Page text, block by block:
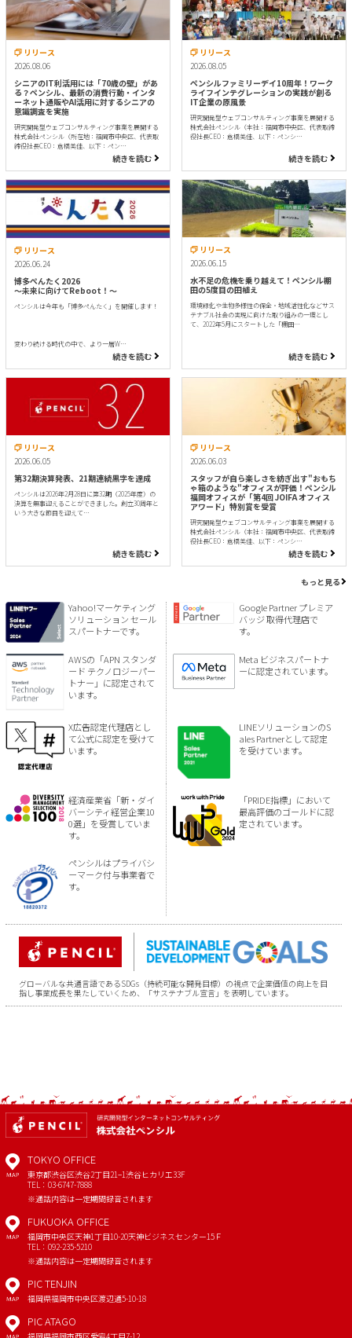
リリース
2026.08.06
シニアのIT利活用には「70歳の壁」があ
る？ペンシル、最新の消費行動・インタ
ーネット通販やAI活用に対するシニアの
意識調査を実施
研究開発型ウェブコンサルティング事業を展開する
株式会社ペンシル（所在地：福岡市中央区、代表取
締役社長CEO：倉橋美佳、以下：ペン…
続きを読む
リリース
2026.08.05
ペンシルファミリーデイ10周年！ワーク
ライフインテグレーションの実践が創る
IT企業の原風景
研究開発型ウェブコンサルティング事業を展開する
株式会社ペンシル（本社：福岡市中央区、代表取締
役社長CEO：倉橋美佳、以下：ペンシ…
続きを読む
リリース
2026.06.24
博多ぺんたく2026
〜未来に向けてReboot！〜
ペンシルは今年も「博多ぺんたく」を開催します！
変わり続ける時代の中で、より一層W…
続きを読む
リリース
2026.06.15
水不足の危機を乗り越えて！ペンシル棚
田の5度目の田植え
環境緑化や生物多様性の保全・地域活性化などサス
テナブル社会の実現に向けた取り組みの一環とし
て、2022年5月にスタートした「棚田…
続きを読む
リリース
2026.06.05
第32期決算発表、21期連続黒字を達成
ペンシルは2026年2月28日に第32期（2025年度）の
決算を無事迎えることができました。創立30周年と
いう大きな節目を迎えて…
続きを読む
リリース
2026.06.03
スタッフが自ら楽しさを紡ぎ出す"おもち
ゃ箱のような"オフィスが評価！ペンシル
福岡オフィスが「第4回 JOIFA オフィス
アワード」特別賞を受賞
研究開発型ウェブコンサルティング事業を展開する
株式会社ペンシル（本社：福岡市中央区、代表取締
役社長CEO：倉橋美佳、以下：ペンシ…
続きを読む
もっと見る
Yahoo!マーケティング
ソリューション セール
スパートナーです。
Google Partner プレミア
バッジ 取得代理店で
す。
AWSの「APN スタンダ
ード テクノロジーパー
トナー」に認定されて
います。
Meta ビジネスパートナ
ーに認定されています。
X広告認定代理店とし
て公式に認定を受けて
います。
LINEソリューションのS
ales Partnerとして認定
を受けています。
経済産業省「新・ダイ
バーシティ経営企業10
0選」を受賞していま
す。
「PRIDE指標」において
最高評価のゴールドに認
定されています。
ペンシルはプライバシ
ーマーク付与事業者で
す。
グローバルな共通言語であるSDGs（持続可能な開発目標）の視点で企業価値の向上を目
指し事業成長を果たしていくため、「サステナブル宣言」を表明しています。
MAP
TOKYO OFFICE
東京都渋谷区渋谷2丁目21−1渋谷ヒカリエ33F
TEL：03-6747-7888
※通話内容は一定期間録音されます
MAP
FUKUOKA OFFICE
福岡市中央区天神1丁目10-20天神ビジネスセンター15Ｆ
TEL：092-235-5210
※通話内容は一定期間録音されます
MAP
PIC TENJIN
福岡県福岡市中央区渡辺通5-10-18
PIC ATAGO